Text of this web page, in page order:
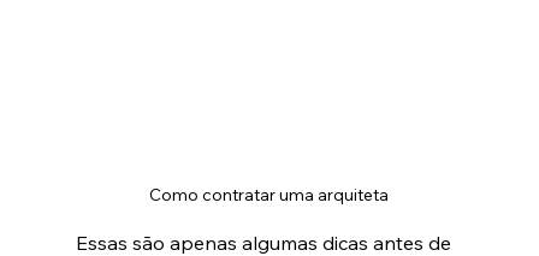
Como contratar uma arquiteta
Essas são apenas algumas dicas antes de